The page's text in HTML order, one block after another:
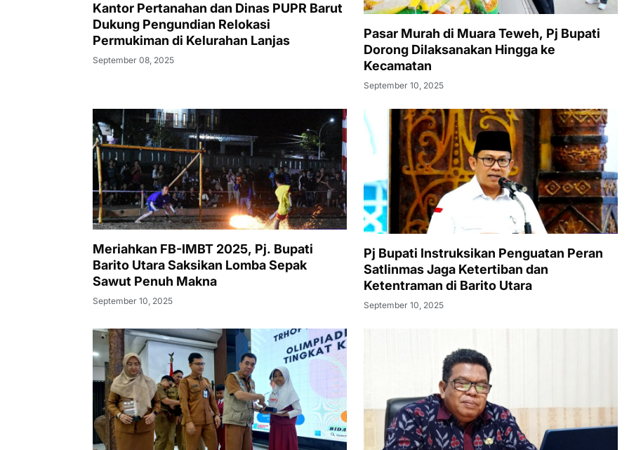
Kantor Pertanahan dan Dinas PUPR Barut
Dukung Pengundian Relokasi
Permukiman di Kelurahan Lanjas
September 08, 2025
Pasar Murah di Muara Teweh, Pj Bupati
Dorong Dilaksanakan Hingga ke
Kecamatan
September 10, 2025
Meriahkan FB-IMBT 2025, Pj. Bupati
Barito Utara Saksikan Lomba Sepak
Sawut Penuh Makna
September 10, 2025
Pj Bupati Instruksikan Penguatan Peran
Satlinmas Jaga Ketertiban dan
Ketentraman di Barito Utara
September 10, 2025